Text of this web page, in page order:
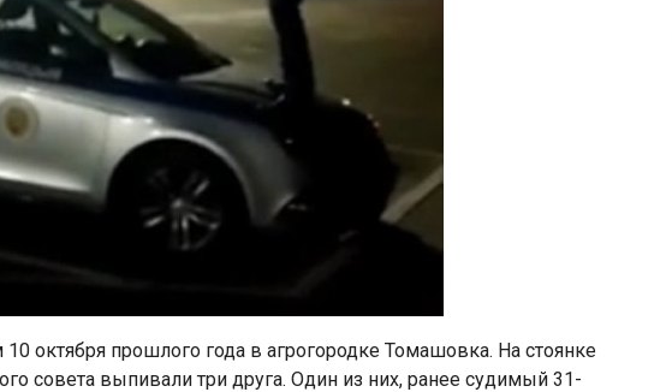
октября прошлого года в агрогородке Томашовка. На стоянке
совета выпивали три друга. Один из них, ранее судимый 31-